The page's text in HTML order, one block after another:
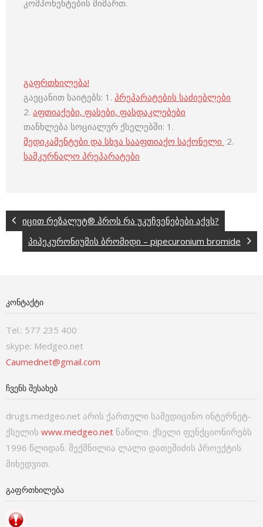
კომპონენტების მიმართ.
გაფრთხილება!
გაეცანით საიტებს: 1. პრეპარატების საძიებლები
2. აფთიაქები, ფასები, ფასდაკლებები
თანხლება სოციალურ ქსელებში: 1.
მედიკამენტები და სხვა სააფთიაქო საქონელი 2.
სამკურნალო პრეპარატები
იცით რეზალუტ® პროს რა უკუჩვენებები აქვს?
პიპეკურონიუმის ბრომიდი – pipecuronium bromide
ᲙᲝᲜᲢᲐᲥᲢᲘ
Tel.: 577 235 400
skype: Medgeo.net
Caumednet@gmail.com
ᲩᲕᲔᲜᲡ ᲨᲔᲡᲐᲮᲔᲑ
drugs.medgeo.net არის ქართული სამედიცინო ინტერნეტ-
ქსელის www.medgeo.net ნაწილი. ქსელი ფუნქციონირებს
1996 წლიდან. შექმნილია ლალი დათეშიძის პროექტის
მიხედვით.
ᲒᲐᲤᲠᲗᲮᲘᲚᲔᲑᲐ